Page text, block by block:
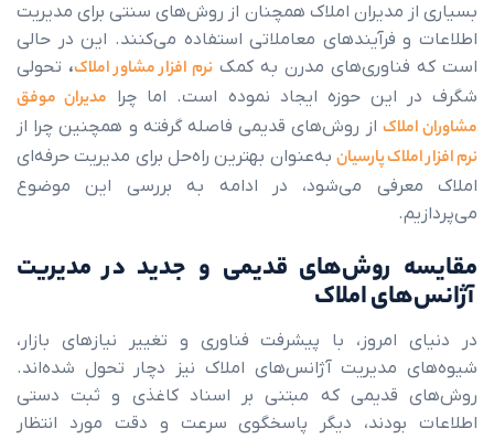
مدیران املاک همچنان از روش‌های سنتی برای مدیریت
فرآیندهای معاملاتی استفاده می‌کنند. این در حالی
مدرن به کمکنرم افزار مشاور املاک، تحولی
حوزه ایجاد نموده است. اما چرامدیران موفق
از روش‌های قدیمی فاصله گرفته و همچنین چرا از
پارسیانبه‌عنوان بهترین راه‌حل برای مدیریت حرفه‌ای
می‌شود، در ادامه به بررسی این موضوع
روش‌های قدیمی و جدید در مدیریت
املاک
با پیشرفت فناوری و تغییر نیازهای بازار،
آژانس‌های املاک نیز دچار تحول شده‌اند.
که مبتنی بر اسناد کاغذی و ثبت دستی
دیگر پاسخگوی سرعت و دقت مورد انتظار